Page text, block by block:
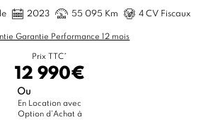
2023 55 095 Km 4 CV Fiscaux
Garantie Performance 12 mois
Prix TTC*
12 990€
Ou
En Location avec
Option d'Achat à